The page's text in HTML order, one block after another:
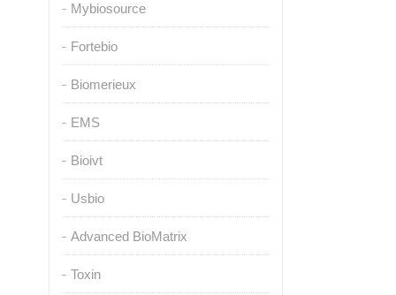
Mybiosource
Fortebio
Biomerieux
EMS
Bioivt
Usbio
Advanced BioMatrix
Toxin